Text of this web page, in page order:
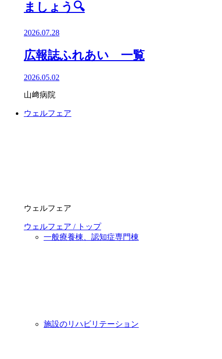
ましょう🔍️
2026.07.28
広報誌ふれあい 一覧
2026.05.02
山﨑病院
ウェルフェア
ウェルフェア
ウェルフェア / トップ
一般療養棟、認知症専門棟
施設のリハビリテーション